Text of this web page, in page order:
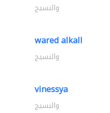
والنسيج
wared alkall
والنسيج
vinessya
والنسيج